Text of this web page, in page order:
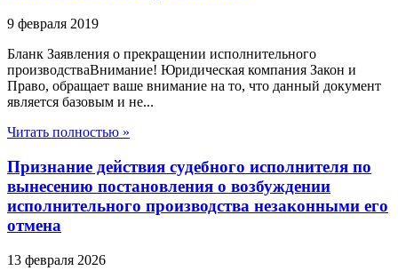
9 февраля 2019
Бланк Заявления о прекращении исполнительного
производстваВнимание! Юридическая компания Закон и
Право, обращает ваше внимание на то, что данный документ
является базовым и не...
Читать полностью »
Признание действия судебного исполнителя по
вынесению постановления о возбуждении
исполнительного производства незаконными его
отмена
13 февраля 2026